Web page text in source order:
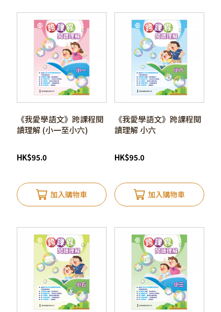
《我愛學語文》跨課程閱
讀理解 (小一至小六)
HK$95.0
加入購物車
《我愛學語文》跨課程閱
讀理解 小六
HK$95.0
加入購物車